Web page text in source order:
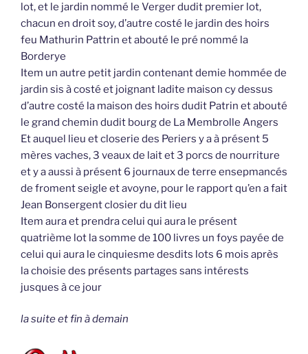
lot, et le jardin nommé le Verger dudit premier lot,
chacun en droit soy, d’autre costé le jardin des hoirs
feu Mathurin Pattrin et abouté le pré nommé la
Borderye
Item un autre petit jardin contenant demie hommée de
jardin sis à costé et joignant ladite maison cy dessus
d’autre costé la maison des hoirs dudit Patrin et abouté
le grand chemin dudit bourg de La Membrolle Angers
Et auquel lieu et closerie des Periers y a à présent 5
mères vaches, 3 veaux de lait et 3 porcs de nourriture
et y a aussi à présent 6 journaux de terre ensepmancés
de froment seigle et avoyne, pour le rapport qu’en a fait
Jean Bonsergent closier du dit lieu
Item aura et prendra celui qui aura le présent
quatrième lot la somme de 100 livres un foys payée de
celui qui aura le cinquiesme desdits lots 6 mois après
la choisie des présents partages sans intérests
jusques à ce jour
la suite et fin à demain